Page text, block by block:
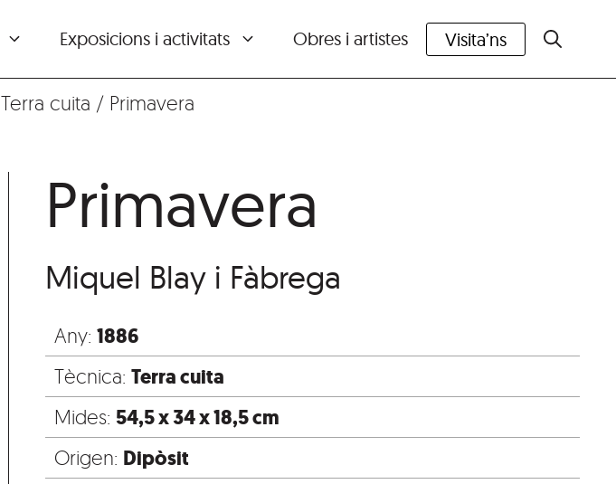
Exposicions i activitats Obres i artistes Visita’ns
Terra cuita / Primavera
Primavera
Miquel Blay i Fàbrega
Any: 1886
Tècnica: Terra cuita
Mides: 54,5 x 34 x 18,5 cm
Origen: Dipòsit